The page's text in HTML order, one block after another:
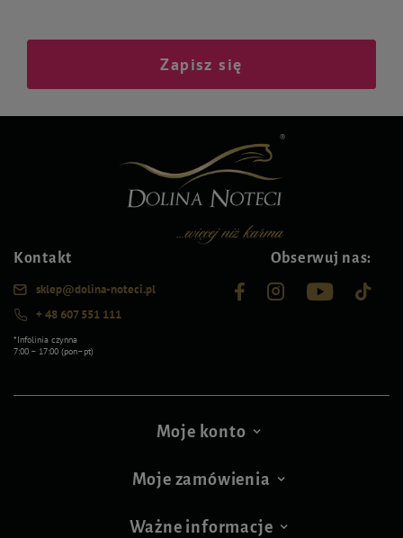
Zapisz się
Kontakt
sklep@dolina-noteci.pl
+ 48 607 551 111
*Infolinia czynna
7:00 – 17:00 (pon–pt)
Obserwuj nas:
Moje konto
Moje zamówienia
Ważne informacje